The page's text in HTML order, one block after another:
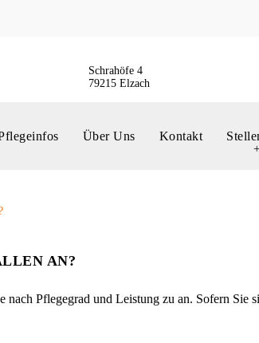
Schrahöfe 4
79215 Elzach
Über Uns Kontakt
+
AN?
Pflegegrad und Leistung zu an. Sofern Sie